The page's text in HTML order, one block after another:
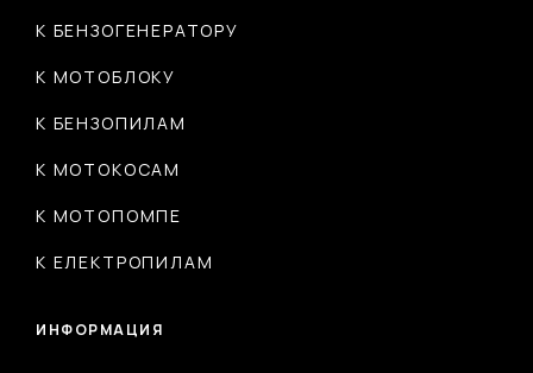
К БЕНЗОГЕНЕРАТОРУ
К МОТОБЛОКУ
К БЕНЗОПИЛАМ
К МОТОКОСАМ
К МОТОПОМПЕ
К ЕЛЕКТРОПИЛАМ
ИНФОРМАЦИЯ